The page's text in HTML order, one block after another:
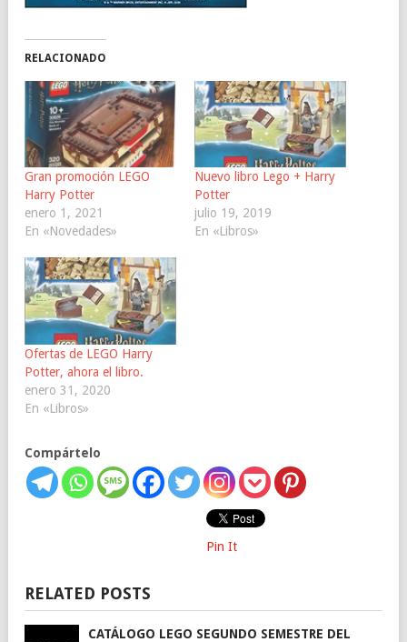
RELACIONADO
Gran promoción LEGO
Harry Potter
enero 1, 2021
En «Novedades»
Nuevo libro Lego + Harry
Potter
julio 19, 2019
En «Libros»
Ofertas de LEGO Harry
Potter, ahora el libro.
enero 31, 2020
En «Libros»
Compártelo
Pin It
RELATED POSTS
CATÁLOGO LEGO SEGUNDO SEMESTRE DEL